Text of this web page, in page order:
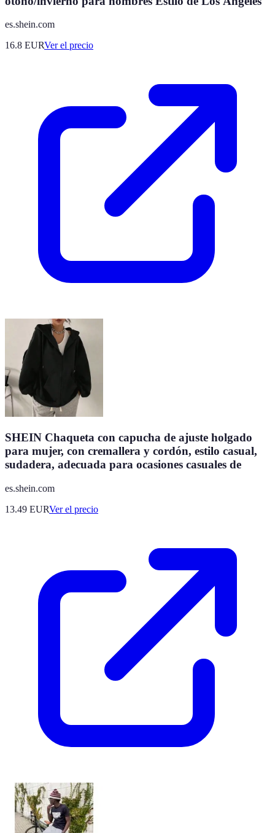
es.shein.com
16.8 EURVer el precio
SHEIN Chaqueta con capucha de ajuste holgado
para mujer, con cremallera y cordón, estilo casual,
sudadera, adecuada para ocasiones casuales de
es.shein.com
13.49 EURVer el precio